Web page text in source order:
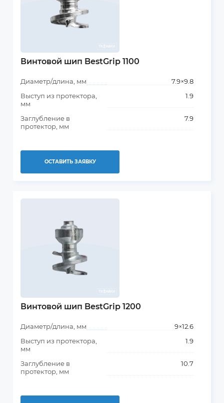
Винтовой шип BestGrip 1100
Диаметр/длина, мм
7.9×9.8
Выступ из протектора,
мм
1.9
Заглубление в
протектор, мм
7.9
ОСТАВИТЬ ЗАЯВКУ
Винтовой шип BestGrip 1200
Диаметр/длина, мм
9×12.6
Выступ из протектора,
мм
1.9
Заглубление в
протектор, мм
10.7